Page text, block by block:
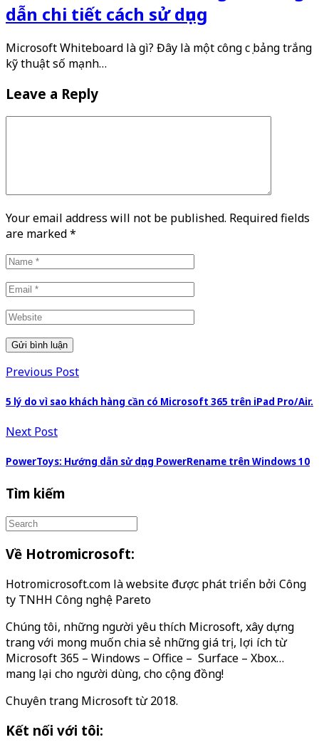
dẫn chi tiết cách sử dụng
Microsoft Whiteboard là gì? Đây là một công cụ bảng trắng
kỹ thuật số mạnh…
Leave a Reply
Your email address will not be published. Required fields
are marked*
Previous Post
5 lý do vì sao khách hàng cần có Microsoft 365 trên iPad Pro/Air.
Next Post
PowerToys: Hướng dẫn sử dụng PowerRename trên Windows 10
Tìm kiếm
Về Hotromicrosoft:
Hotromicrosoft.com là website được phát triển bởi Công
ty TNHH Công nghệ Pareto
Chúng tôi, những người yêu thích Microsoft, xây dựng
trang với mong muốn chia sẻ những giá trị, lợi ích từ
Microsoft 365 – Windows – Office – Surface – Xbox…
mang lại cho người dùng, cho cộng đồng!
Chuyên trang Microsoft từ 2018.
Kết nối với tôi: